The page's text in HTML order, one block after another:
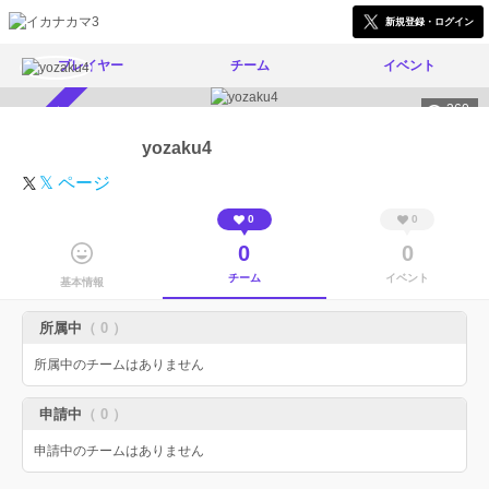
新規登録・ログイン
プレイヤー チーム イベント
360
yozaku4
𝕏 ページ
基本情報
0
0
チーム
0
0
イベント
所属中 （ 0 ）
所属中のチームはありません
申請中 （ 0 ）
申請中のチームはありません